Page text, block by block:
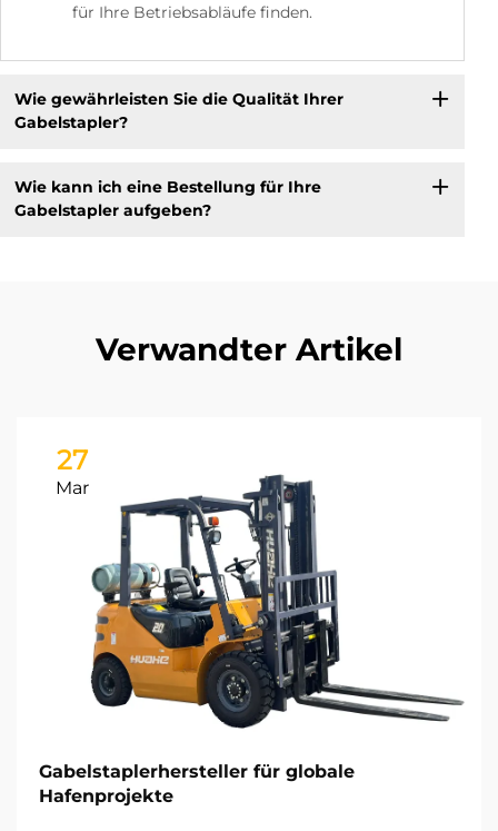
für Ihre Betriebsabläufe finden.
Wie gewährleisten Sie die Qualität Ihrer
Gabelstapler?
Wie kann ich eine Bestellung für Ihre
Gabelstapler aufgeben?
Verwandter Artikel
27
Mar
Gabelstaplerhersteller für globale
Hafenprojekte